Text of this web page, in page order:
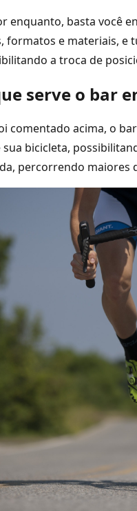
enquanto, basta você
formatos e materiais, e
a troca de
serve o bar
comentado acima, o
sua bicicleta,
percorrendo maiores